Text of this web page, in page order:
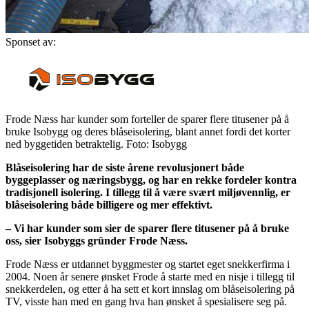
Sponset av:
Frode Næss har kunder som forteller de sparer flere titusener på å
bruke Isobygg og deres blåseisolering, blant annet fordi det korter
ned byggetiden betraktelig. Foto: Isobygg
Blåseisolering har de siste årene revolusjonert både
byggeplasser og næringsbygg, og har en rekke fordeler kontra
tradisjonell isolering. I tillegg til å være svært miljøvennlig, er
blåseisolering både billigere og mer effektivt.
– Vi har kunder som sier de sparer flere titusener på å bruke
oss, sier Isobyggs gründer Frode Næss.
Frode Næss er utdannet byggmester og startet eget snekkerfirma i
2004. Noen år senere ønsket Frode å starte med en nisje i tillegg til
snekkerdelen, og etter å ha sett et kort innslag om blåseisolering på
TV, visste han med en gang hva han ønsket å spesialisere seg på.